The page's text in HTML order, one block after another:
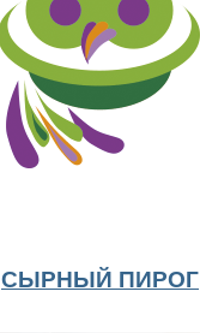
СЫРНЫЙ ПИРОГ